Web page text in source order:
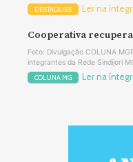
DESTAQUES Ler na
Cooperativa recupera
Foto: Divulgação COLUNA
integrantes da Rede Sindijori
COLUNA MG Ler na